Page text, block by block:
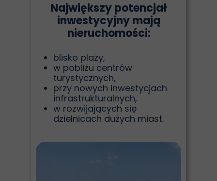
Największy potencjał
inwestycyjny mają
nieruchomości:
blisko plaży,
w pobliżu centrów
turystycznych,
przy nowych inwestycjach
infrastrukturalnych,
w rozwijających się
dzielnicach dużych miast.